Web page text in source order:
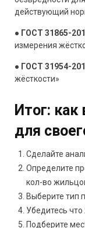
действующий
● ГОСТ 31865-
измерения
● ГОСТ 31954-
жёсткости»
Итог:
для
Сделайте
Определите
кол-во
Выберите тип
Убедитесь
Подберите